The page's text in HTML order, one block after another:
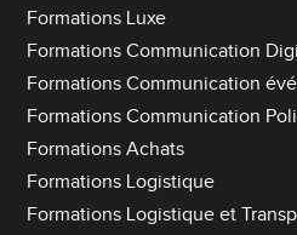
Formations Luxe
Formations Communication
Formations Communication
Formations Communication
Formations Achats
Formations Logistique
Formations Logistique et